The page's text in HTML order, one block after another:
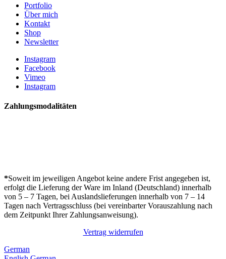
Portfolio
Über mich
Kontakt
Shop
Newsletter
Instagram
Facebook
Vimeo
Instagram
Zahlungsmodalitäten
*Soweit im jeweiligen Angebot keine andere Frist angegeben ist,
erfolgt die Lieferung der Ware im Inland (Deutschland) innerhalb
von 5 – 7 Tagen, bei Auslandslieferungen innerhalb von 7 – 14
Tagen nach Vertragsschluss (bei vereinbarter Vorauszahlung nach
dem Zeitpunkt Ihrer Zahlungsanweisung).
Vertrag widerrufen
German